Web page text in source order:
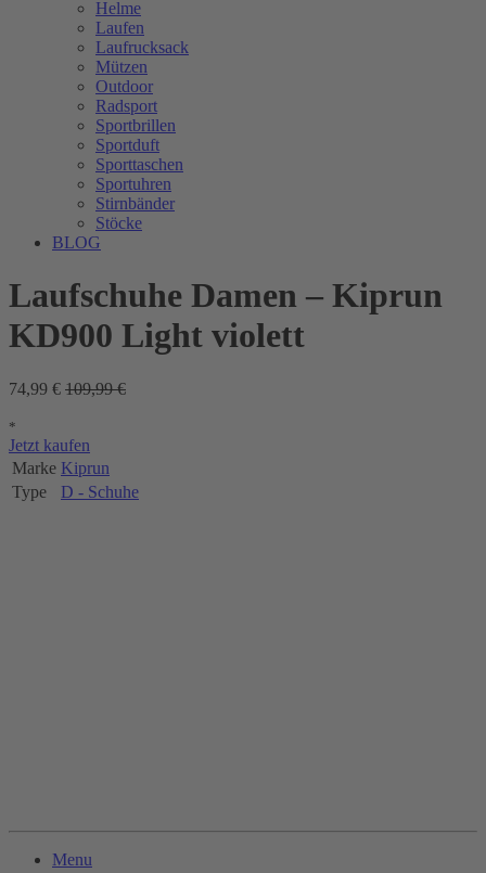
Helme
Laufen
Laufrucksack
Mützen
Outdoor
Radsport
Sportbrillen
Sportduft
Sporttaschen
Sportuhren
Stirnbänder
Stöcke
BLOG
Laufschuhe Damen – Kiprun
KD900 Light violett
74,99 € 109,99 €
*
Jetzt kaufen
Marke Kiprun
Type
D - Schuhe
Menu